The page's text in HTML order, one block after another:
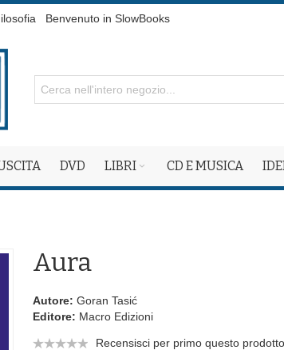
Benvenuto in SlowBooks
DVD LIBRI CD E MUSICA
Aura
Autore: Goran Tasić
Editore: Macro Edizioni
Recensisci per primo questo prodotto